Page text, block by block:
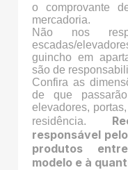
o comprovante
mercadoria.
Não nos
escadas/
guincho em
são de
Confira as
de que
elevadores,
residência.
responsável
produtos
modelo e à